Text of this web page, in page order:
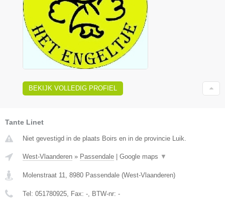
BEKIJK VOLLEDIG PROFIEL
Tante Linet
Niet gevestigd in de plaats Boirs en in de provincie Luik.
West-Vlaanderen » Passendale Google maps ▼
Molenstraat 11 8980 Passendale (West-Vlaanderen)
Tel: 051780925 , Fax: - , BTW-nr: -